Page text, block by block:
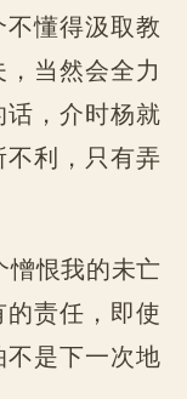
懂得汲取教
当然会全力
，介时杨就
利，只有弄
憎恨我的未亡
责任，即使
是下一次地